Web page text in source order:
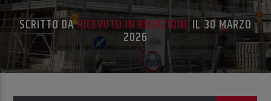
SCRITTO DARICEVUTO IN REDAZIONEIL 30 MARZO
2026